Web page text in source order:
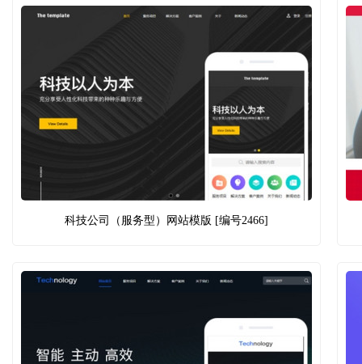
科技公司（服务型）网站模版 [编号2466]